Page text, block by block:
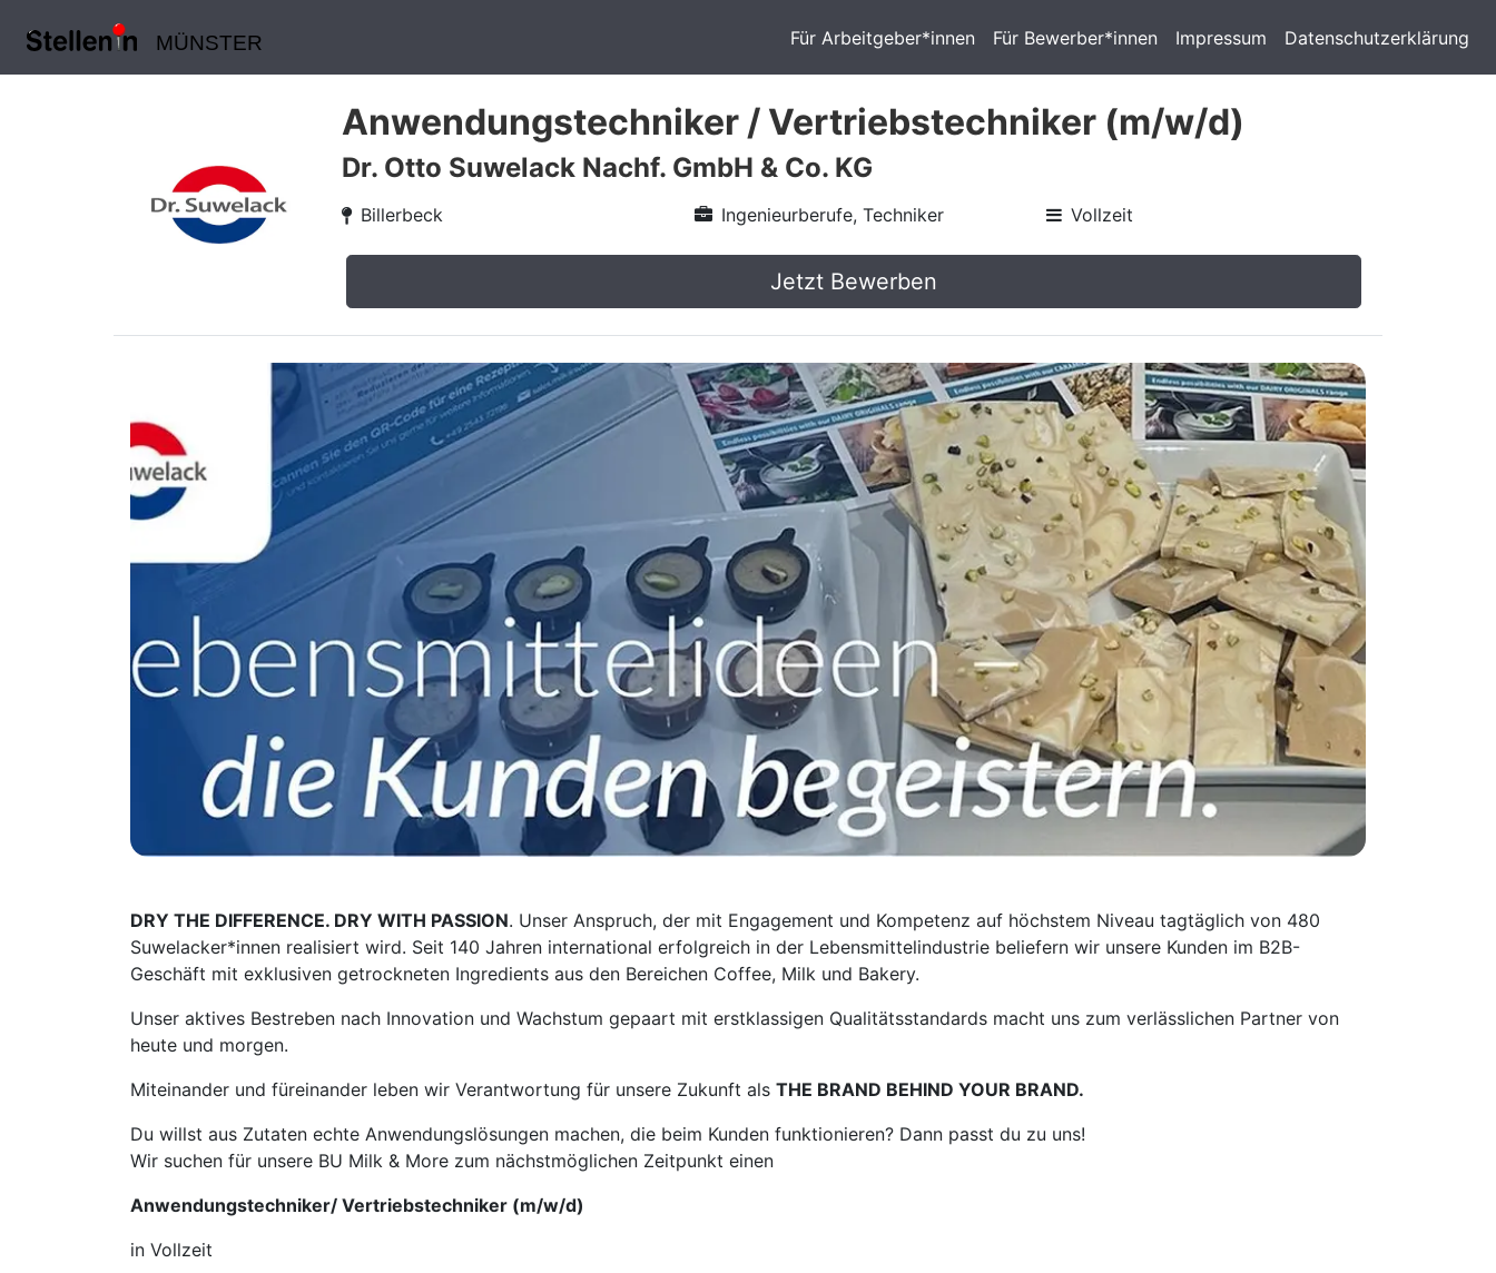
MÜNSTER Für Arbeitgeber*innen Für Bewerber*innen Impressum Datenschutzerklärung
Anwendungstechniker / Vertriebstechniker (m/w/d)
Dr. Otto Suwelack Nachf. GmbH & Co. KG
Billerbeck Ingenieurberufe, Techniker Vollzeit
Jetzt Bewerben
DRY THE DIFFERENCE. DRY WITH PASSION. Unser Anspruch, der mit Engagement und Kompetenz auf höchstem Niveau tagtäglich von 480
Suwelacker*innen realisiert wird. Seit 140 Jahren international erfolgreich in der Lebensmittelindustrie beliefern wir unsere Kunden im B2B-
Geschäft mit exklusiven getrockneten Ingredients aus den Bereichen Coffee, Milk und Bakery.
Unser aktives Bestreben nach Innovation und Wachstum gepaart mit erstklassigen Qualitätsstandards macht uns zum verlässlichen Partner von
heute und morgen.
Miteinander und füreinander leben wir Verantwortung für unsere Zukunft als THE BRAND BEHIND YOUR BRAND.
Du willst aus Zutaten echte Anwendungslösungen machen, die beim Kunden funktionieren? Dann passt du zu uns!
Wir suchen für unsere BU Milk & More zum nächstmöglichen Zeitpunkt einen
Anwendungs­techniker/ Vertriebs­techniker (m/w/d)
in Vollzeit